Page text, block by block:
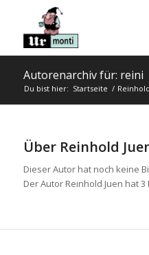
Autorenarchiv für: reini
Du bist hier: Startseite /
Über Reinhold
Dieser Autor hat noch keine
Der Autor Reinhold Juen hat 3